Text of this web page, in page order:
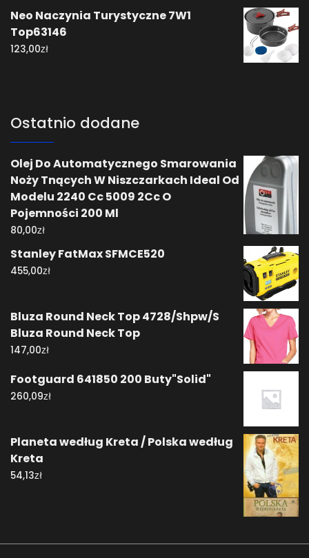
Neo Naczynia Turystyczne 7W1
Top63146
123,00zł
Ostatnio dodane
Olej Do Automatycznego Smarowania
Noży Tnących W Niszczarkach Ideal Od
Modelu 2240 Cc 5009 2Cc O
Pojemności 200 Ml
80,00zł
Stanley FatMax SFMCE520
455,00zł
Bluza Round Neck Top 4728/Shpw/S
Bluza Round Neck Top
147,00zł
Footguard 641850 200 Buty"Solid"
260,09zł
Planeta według Kreta / Polska według
Kreta
54,13zł